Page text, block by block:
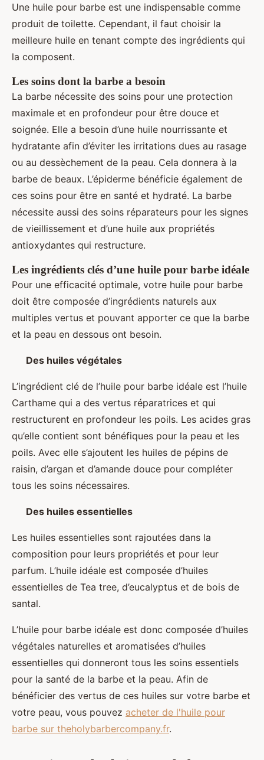
Une huile pour barbe est une indispensable comme
produit de toilette. Cependant, il faut choisir la
meilleure huile en tenant compte des ingrédients qui
la composent.
Les soins dont la barbe a besoin
La barbe nécessite des soins pour une protection
maximale et en profondeur pour être douce et
soignée. Elle a besoin d’une huile nourrissante et
hydratante afin d’éviter les irritations dues au rasage
ou au dessèchement de la peau. Cela donnera à la
barbe de beaux. L’épiderme bénéficie également de
ces soins pour être en santé et hydraté. La barbe
nécessite aussi des soins réparateurs pour les signes
de vieillissement et d’une huile aux propriétés
antioxydantes qui restructure.
Les ingrédients clés d’une huile pour barbe idéale
Pour une efficacité optimale, votre huile pour barbe
doit être composée d’ingrédients naturels aux
multiples vertus et pouvant apporter ce que la barbe
et la peau en dessous ont besoin.
Des huiles végétales
L’ingrédient clé de l’huile pour barbe idéale est l’huile
Carthame qui a des vertus réparatrices et qui
restructurent en profondeur les poils. Les acides gras
qu’elle contient sont bénéfiques pour la peau et les
poils. Avec elle s’ajoutent les huiles de pépins de
raisin, d’argan et d’amande douce pour compléter
tous les soins nécessaires.
Des huiles essentielles
Les huiles essentielles sont rajoutées dans la
composition pour leurs propriétés et pour leur
parfum. L’huile idéale est composée d’huiles
essentielles de Tea tree, d’eucalyptus et de bois de
santal.
L’huile pour barbe idéale est donc composée d’huiles
végétales naturelles et aromatisées d’huiles
essentielles qui donneront tous les soins essentiels
pour la santé de la barbe et la peau. Afin de
bénéficier des vertus de ces huiles sur votre barbe et
votre peau, vous pouvez acheter de l'huile pour
barbe sur theholybarbercompany.fr.